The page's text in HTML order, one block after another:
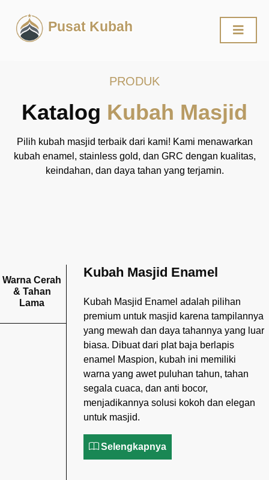
Pusat Kubah
PRODUK
Katalog Kubah Masjid
Pilih kubah masjid terbaik dari kami! Kami menawarkan
kubah enamel, stainless gold, dan GRC dengan kualitas,
keindahan, dan daya tahan yang terjamin.
Warna Cerah
& Tahan
Lama
Kubah Masjid Enamel
Kubah Masjid Enamel adalah pilihan
premium untuk masjid karena tampilannya
yang mewah dan daya tahannya yang luar
biasa. Dibuat dari plat baja berlapis
enamel Maspion, kubah ini memiliki
warna yang awet puluhan tahun, tahan
segala cuaca, dan anti bocor,
menjadikannya solusi kokoh dan elegan
untuk masjid.
Selengkapnya